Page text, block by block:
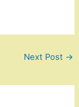
Next Post →